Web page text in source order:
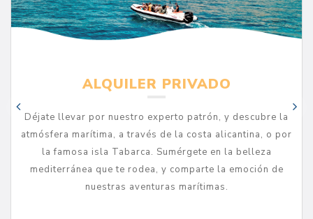
ALQUILER PRIVADO
Déjate llevar por nuestro experto patrón, y descubre la
atmósfera marítima, a través de la costa alicantina, o por
la famosa isla Tabarca. Sumérgete en la belleza
mediterránea que te rodea, y comparte la emoción de
nuestras aventuras marítimas.